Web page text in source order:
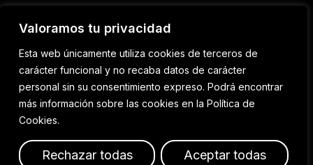
Valoramos tu privacidad
Esta web únicamente utiliza cookies de terceros de
carácter funcional y no recaba datos de carácter
personal sin su consentimiento expreso. Podrá encontrar
más información sobre las cookies en la Política de
Cookies.
Rechazar todas Aceptar todas
¿Hablamos?
Desarrollado por Pixelarte 2023 © Costa all rights reserved.
Política de cookies
Política de privacidad
Aviso legal